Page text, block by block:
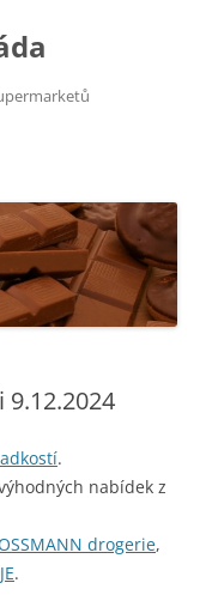
.
nabídek z
drogerie,
.